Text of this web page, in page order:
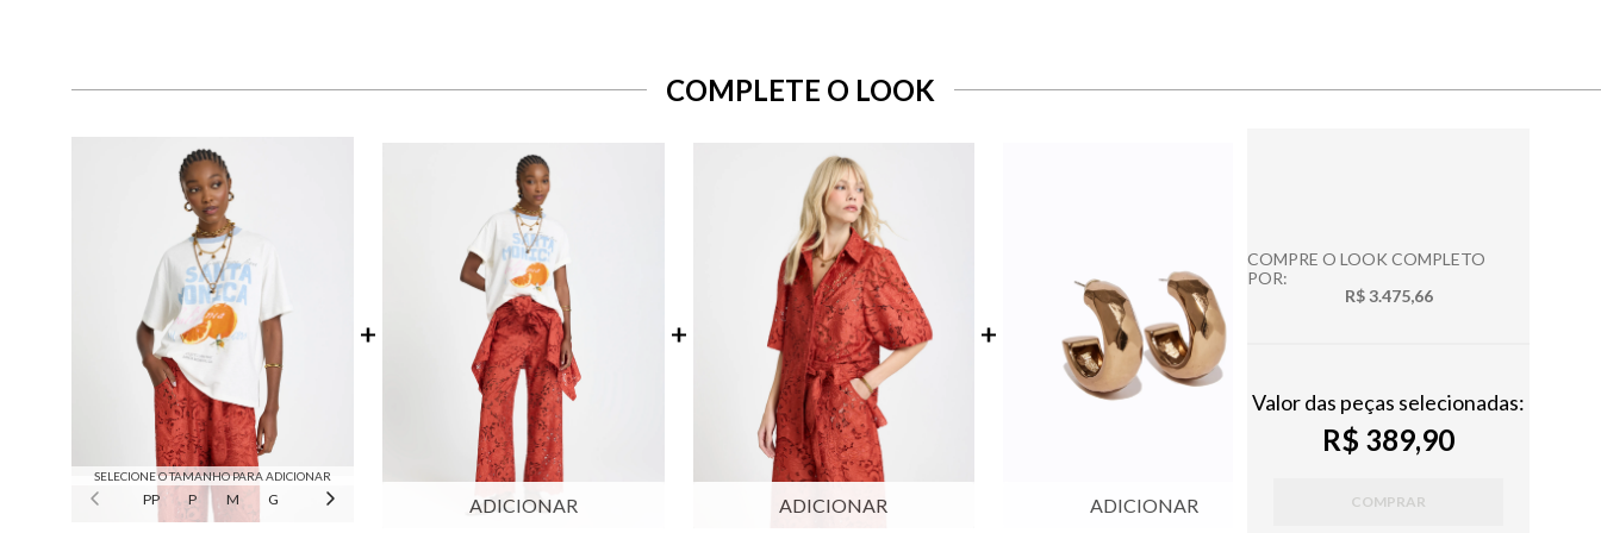
COMPLETE O LOOK
SELECIONE O TAMANHO PARA ADICIONAR
PP P M G ADICIONAR ADICIONAR ADICIONAR ADICIONAR
COMPRE O LOOK COMPLETO
POR:
R$ 3.475,66
Valor das peças selecionadas:
R$ 389,90
COMPRAR